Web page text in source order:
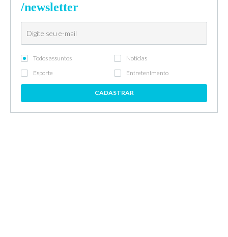
/newsletter
Todos assuntos
Notícias
Esporte
Entretenimento
CADASTRAR